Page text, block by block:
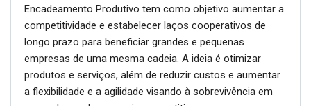
Encadeamento Produtivo tem como objetivo aumentar a
competitividade e estabelecer laços cooperativos de
longo prazo para beneficiar grandes e pequenas
empresas de uma mesma cadeia. A ideia é otimizar
produtos e serviços, além de reduzir custos e aumentar
a flexibilidade e a agilidade visando à sobrevivência em